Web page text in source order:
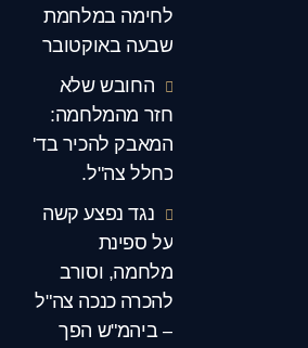
לחימה במלחמת
שבעה באוקטובר
החובש שלא
חזר מהמלחמה:
המאבק להכיר בד'
כחלל צה"ל.
נגד נפצע קשה
על ספינת
מלחמה, וסורב
להכרה כנכה צה"ל
– ביהמ"ש הפך